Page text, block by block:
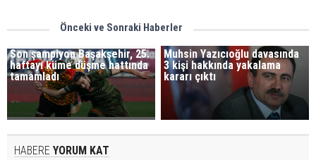
Önceki ve Sonraki Haberler
Son şampiyon Başakşehir, 25.
haftayı küme düşme hattında
tamamladı
Muhsin Yazıcıoğlu davasında
3 kişi hakkında yakalama
kararı çıktı
HABERE YORUM KAT